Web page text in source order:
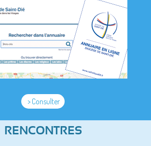
> Consulter
RENCONTRES